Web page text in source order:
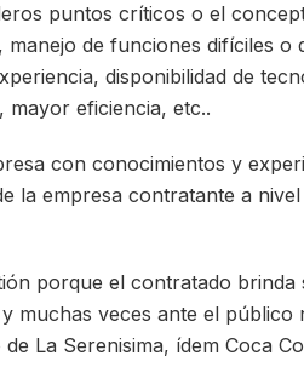
puntos críticos o el
manejo de funciones difíciles
disponibilidad de
mayor eficiencia, etc..
con conocimientos y
la empresa contratante a
porque el contratado
muchas veces ante el
La Serenisima, ídem Coca